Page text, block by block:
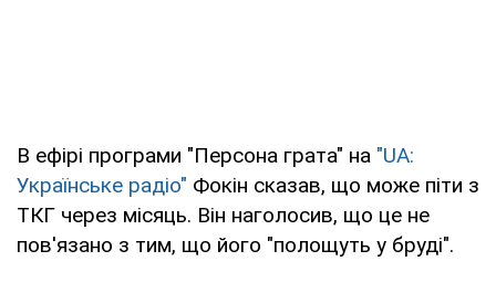
В ефірі програми "Персона грата" на "UA:
Українське радіо" Фокін сказав, що може піти з
ТКГ через місяць. Він наголосив, що це не
пов'язано з тим, що його "полощуть у бруді".